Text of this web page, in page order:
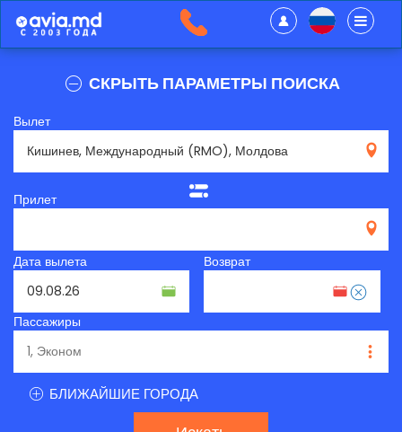
СКРЫТЬ ПАРАМЕТРЫ ПОИСКА
Вылет
Прилет
Дата вылета Возврат
Пассажиры
БЛИЖАЙШИЕ ГОРОДА